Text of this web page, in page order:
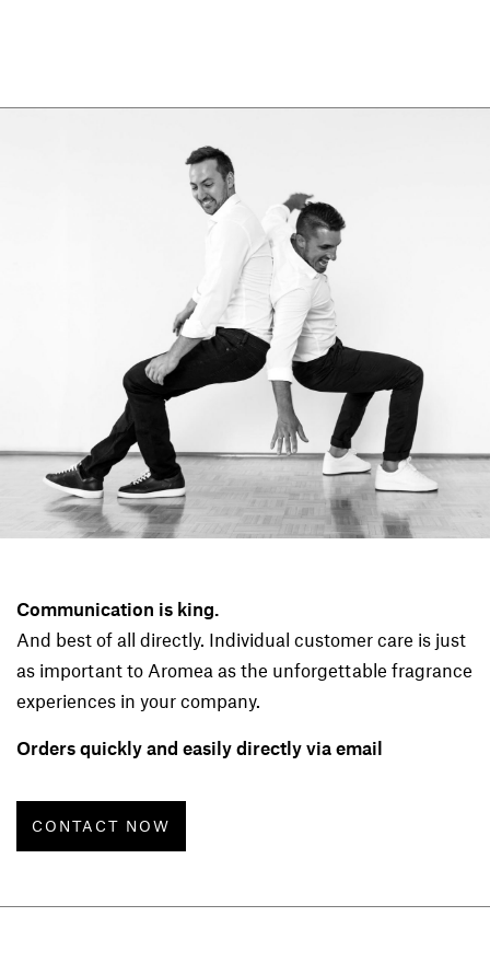
Communication is king.
And best of all directly. Individual customer care is just
as important to Aromea as the unforgettable fragrance
experiences in your company.
Orders quickly and easily directly via email
CONTACT NOW